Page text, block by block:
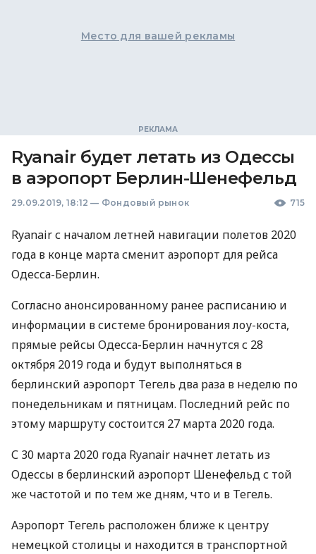
Место для вашей рекламы
Ryanair будет летать из Одессы
в аэропорт Берлин-Шенефельд
29.09.2019, 18:12 — Фондовый рынок 715
Ryanair с началом летней навигации полетов 2020
года в конце марта сменит аэропорт для рейса
Одесса-Берлин.
Согласно анонсированному ранее расписанию и
информации в системе бронирования лоу-коста,
прямые рейсы Одесса-Берлин начнутся с 28
октября 2019 года и будут выполняться в
берлинский аэропорт Тегель два раза в неделю по
понедельникам и пятницам. Последний рейс по
этому маршруту состоится 27 марта 2020 года.
С 30 марта 2020 года Ryanair начнет летать из
Одессы в берлинский аэропорт Шенефельд с той
же частотой и по тем же дням, что и в Тегель.
Аэропорт Тегель расположен ближе к центру
немецкой столицы и находится в транспортной